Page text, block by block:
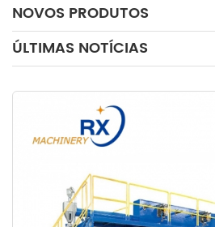
NOVOS PRODUTOS
ÚLTIMAS NOTÍCIAS